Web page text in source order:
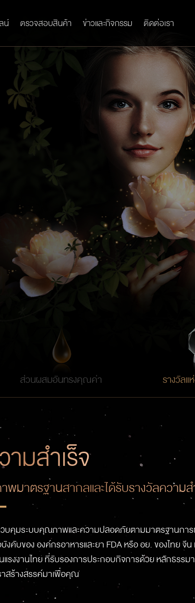
น์ ตรวจสอบสินค้า ข่าวและกิจกรรม ติดต่อเรา
ส่วนผสมอันทรงคุณค่า รางวัลแ
ามสำเร็จ
าตรฐานสากลและได้รับรางวัลความส
บคุมระบบคุณภาพและความปลอดภัยตามมาตรฐานกา
ของ องค์กรอาหารและยา FDA หรือ อย. ของไทย จีน แ
งงานไทย ที่รับรองการประกอบกิจการด้วย หลักธรร
ร้างสรรค์มาเพื่อคุณ